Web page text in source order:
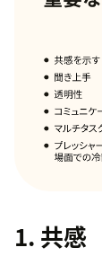
1. 共感